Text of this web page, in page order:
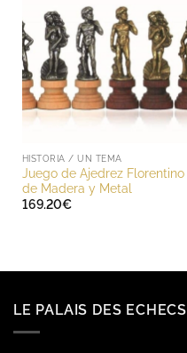
HISTORIA / UN TEMA
Juego de Ajedrez Florentino
de Madera y Metal
169.20€
LE PALAIS DES ECHECS